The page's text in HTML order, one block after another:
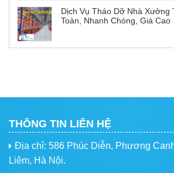
Dịch Vụ Tháo Dỡ Nhà Xưởng
Toàn, Nhanh Chóng, Giá Cao
THÔNG TIN LIÊN HỆ
Địa chỉ: 586 Phúc Diễn, Phương
Liêm, Hà Nội.